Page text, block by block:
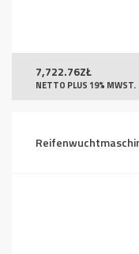
7,722.76ZŁ
NETTO PLUS 19% MWST.